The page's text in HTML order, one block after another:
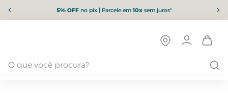
5% OFFno pix | Parcele em10xsem juros*